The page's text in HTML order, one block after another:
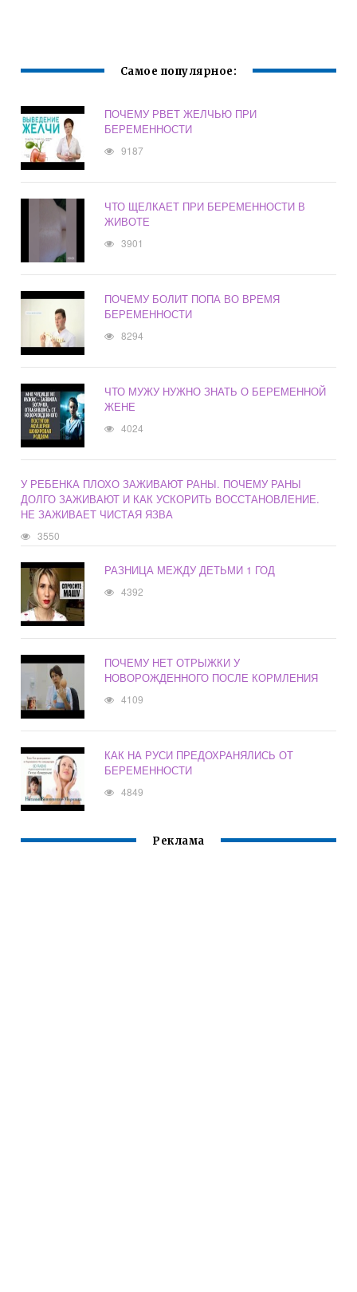
Самое популярное:
ПОЧЕМУ РВЕТ ЖЕЛЧЬЮ ПРИ
БЕРЕМЕННОСТИ
9187
ЧТО ЩЕЛКАЕТ ПРИ БЕРЕМЕННОСТИ В
ЖИВОТЕ
3901
ПОЧЕМУ БОЛИТ ПОПА ВО ВРЕМЯ
БЕРЕМЕННОСТИ
8294
ЧТО МУЖУ НУЖНО ЗНАТЬ О БЕРЕМЕННОЙ
ЖЕНЕ
4024
У РЕБЕНКА ПЛОХО ЗАЖИВАЮТ РАНЫ. ПОЧЕМУ РАНЫ
ДОЛГО ЗАЖИВАЮТ И КАК УСКОРИТЬ ВОССТАНОВЛЕНИЕ.
НЕ ЗАЖИВАЕТ ЧИСТАЯ ЯЗВА
3550
РАЗНИЦА МЕЖДУ ДЕТЬМИ 1 ГОД
4392
ПОЧЕМУ НЕТ ОТРЫЖКИ У
НОВОРОЖДЕННОГО ПОСЛЕ КОРМЛЕНИЯ
4109
КАК НА РУСИ ПРЕДОХРАНЯЛИСЬ ОТ
БЕРЕМЕННОСТИ
4849
Реклама